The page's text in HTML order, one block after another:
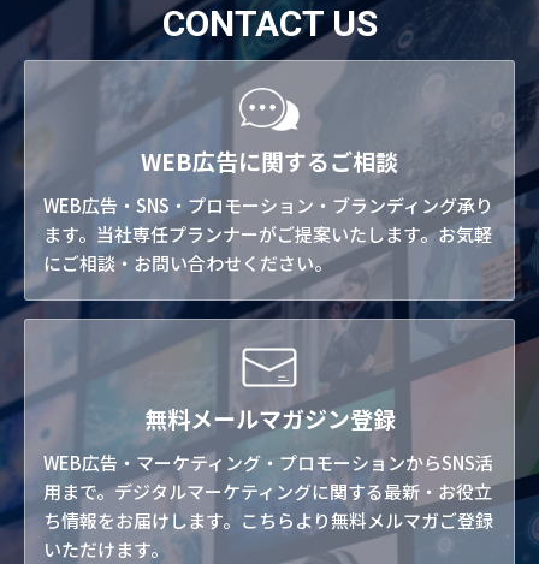
CONTACT US
WEB広告に関するご相談
WEB広告・SNS・プロモーション・ブランディング承り
ます。当社専任プランナーがご提案いたします。お気軽
にご相談・お問い合わせください。
無料メールマガジン登録
WEB広告・マーケティング・プロモーションからSNS活
用まで。デジタルマーケティングに関する最新・お役立
ち情報をお届けします。こちらより無料メルマガご登録
いただけます。